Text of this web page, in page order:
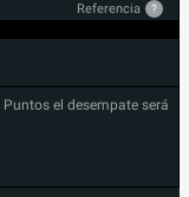
Referencia ?
el desempate será